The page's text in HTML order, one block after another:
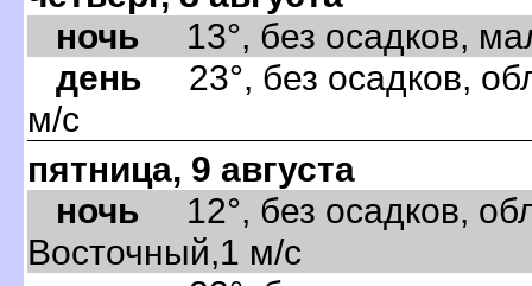
ночь 13°, без осадков,
день 23°, без осадков,
м/с
пятница, 9 августа
ночь 12°, без осадков,
Восточный,1 м/с